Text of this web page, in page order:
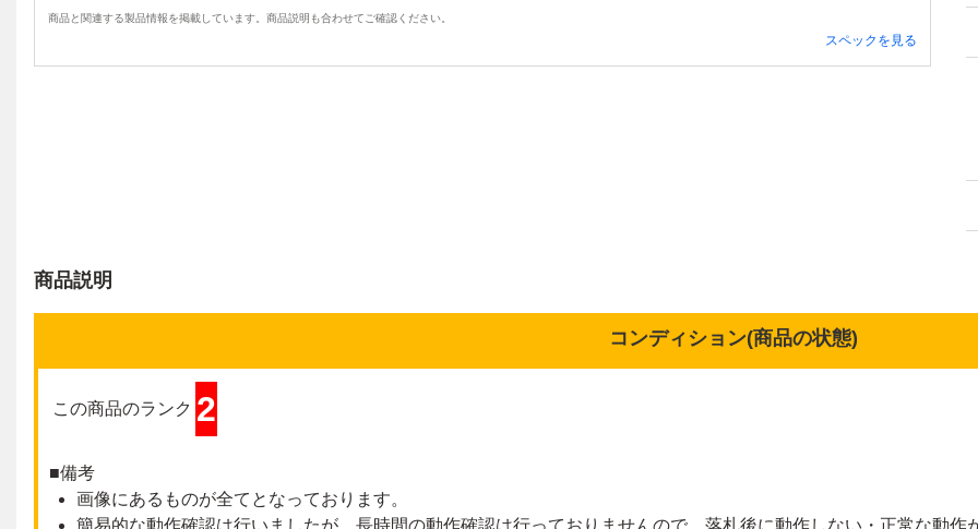
商品と関連する製品情報を掲載しています。商品説明も合わせてご確認ください。
スペックを見る
商品説明